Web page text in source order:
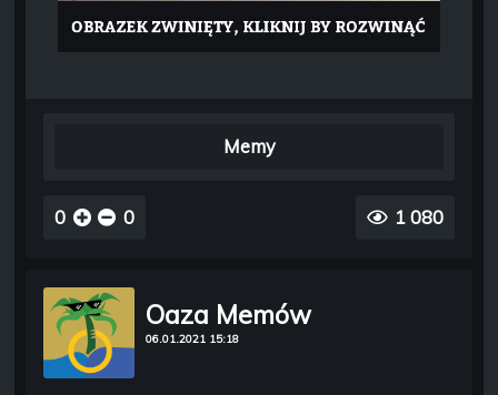
Memy
0 0 1 080
Oaza Memów
06.01.2021 15:18